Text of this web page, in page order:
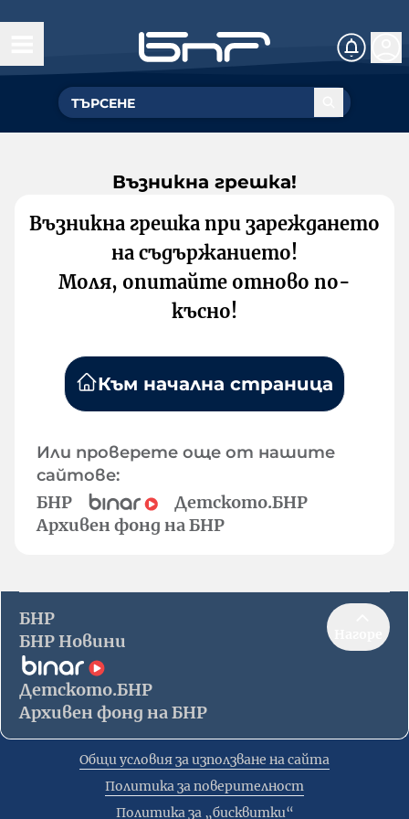
Възникна грешка!
Възникна грешка при зареждането
на съдържанието!
Моля, опитайте отново по-
късно!
Към начална страница
Или проверете още от нашите
сайтове:
БНР
Детското.БНР
Архивен фонд на БНР
БНР
БНР Новини
Детското.БНР
Архивен фонд на БНР
Общи условия за използване на сайта
Политика за поверителност
Политика за „бисквитки“